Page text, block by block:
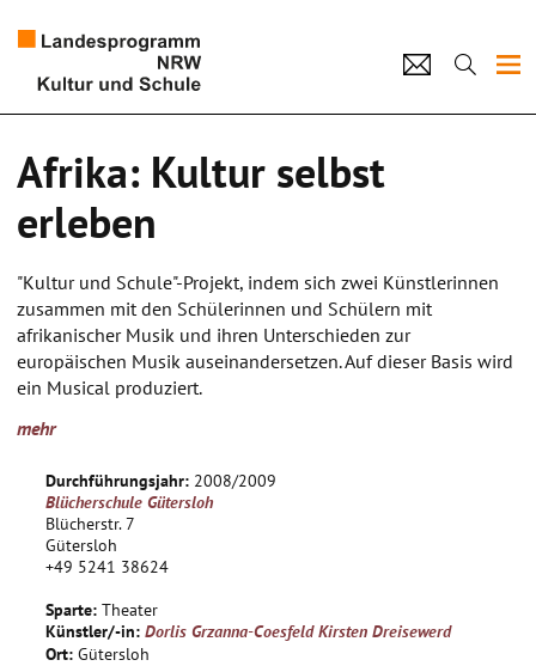
Künstlerpool
Kultur und Schule
home Impressum Datenschutz Kontakt
Afrika: Kultur selbst
erleben
"Kultur und Schule"-Projekt, indem sich zwei Künstlerinnen
zusammen mit den Schülerinnen und Schülern mit
afrikanischer Musik und ihren Unterschieden zur
europäischen Musik auseinandersetzen. Auf dieser Basis wird
ein Musical produziert.
mehr
Durchführungsjahr: 2008/2009
Blücherschule Gütersloh
Blücherstr. 7
Gütersloh
+49 5241 38624
Sparte: Theater
Künstler/-in: Dorlis Grzanna-Coesfeld Kirsten Dreisewerd
Ort: Gütersloh